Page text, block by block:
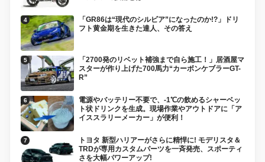
「GR86は“現代のシルビア”になったのか!?」ドリ
フト黄金期を生きた達人、その答え
「2700発のリベット補強まで自ら施工！」居酒屋マ
スターが作り上げた700馬力“カーボンケブラーGT-
R”
電源やバッテリー不要で、-1℃の飲めるシャーベッ
ト状ドリンクを生成。現場作業やアウトドアに「ア
イススラリーメーカー」が便利！
トヨタ 新型ハリアーがさらに精悍に! モデリスタ＆
TRDが専用カスタムパーツを一斉発売、スポーティ
さを大幅パワーアップ!